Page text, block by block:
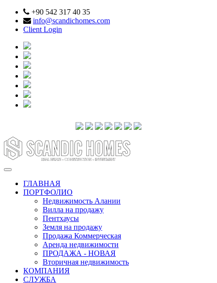
+90 542 317 40 35
info@scandichomes.com
Client Login
ГЛАВНАЯ
ПОРТФОЛИО
Недвижимость Алании
Вилла на продажу
Пентхаусы
Земля на продажу
Продажа Коммерческая
Аренда недвижимости
ПРОДАЖА - НОВАЯ
Вторичная недвижимость
КОМПАНИЯ
СЛУЖБА